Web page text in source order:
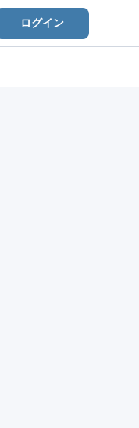
ログイン